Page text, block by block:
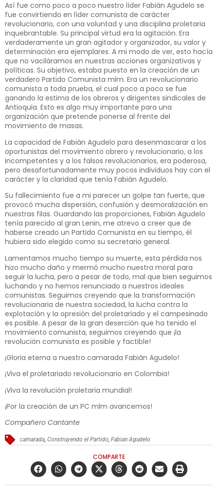
Así fue como poco a poco nuestro líder Fabián Agudelo se
fue convirtiendo en líder comunista de carácter
revolucionario, con una voluntad y una disciplina proletaria
inquebrantable. Su principal virtud era la agitación. Era
verdaderamente un gran agitador y organizador, su valor y
determinación era ejemplares. A mi modo de ver, esto hacía
que no vaciláramos en nuestras acciones organizativas y
políticas. Su objetivo, estaba puesto en la creación de un
verdadero Partido Comunista mlm. Era un revolucionario
comunista a toda prueba, el cual poco a poco se fue
ganando la estima de los obreros y dirigentes sindicales de
Antioquia. Esto es algo muy importante para una
organización que pretende ponerse al frente del
movimiento de masas.
La capacidad de Fabián Agudelo para desenmascarar a los
oportunistas del movimiento obrero y revolucionario, a los
incompetentes y a los falsos revolucionarios, era poderosa,
pero desafortunadamente muy pocos individuos hay con el
carácter y la claridad que tenía Fabián Agudelo.
Su fallecimiento fue a mi parecer un golpe tan fuerte, que
provocó mucha dispersión, confusión y desmoralización en
nuestras filas. Guardando las proporciones, Fabián Agudelo
tenía parecido al gran Lenin, me atrevo a creer que de
haberse creado un Partido Comunista en su tiempo, él
hubiera sido elegido como su secretario general.
Lamentamos mucho tiempo su muerte, esta pérdida nos
hizo mucho daño y mermó mucho nuestra moral para
seguir la lucha, pero a pesar de todo, mal que bien seguimos
luchando y no hemos renunciado a nuestros ideales
comunistas. Seguimos creyendo que la transformación
revolucionaria de nuestra sociedad, la lucha contra la
explotación y la opresión del proletariado y el campesinado
es posible. A pesar de la gran deserción que ha tenido el
movimiento comunista, seguimos creyendo que ¡la
revolución comunista es posible y factible!
¡Gloria eterna a nuestro camarada Fabián Agudelo!
¡Viva el proletariado revolucionario en Colombia!
¡Viva la revolución proletaria mundial!
¡Por la creación de un PC mlm avancemos!
Compañero Cantante
camarada,Construyendo el Partido,Fabian Agudelo
COMPARTE